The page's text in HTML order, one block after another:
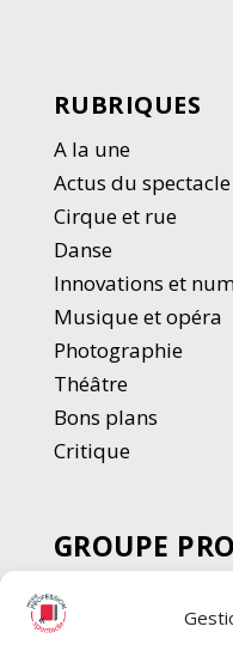
RUBRIQUES
A la une
Actus du spectacle
Cirque et rue
Danse
Innovations et
Musique et opéra
Photographie
Théâtre
Bons plans
Critique
GROUPE
SPECTACLE
Chèque